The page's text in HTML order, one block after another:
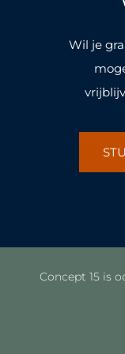
Wil je
Concept 15 is